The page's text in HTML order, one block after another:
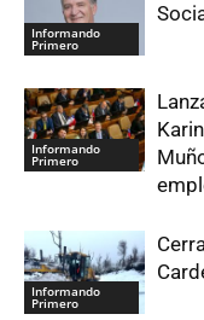
Informando
Primero
Informando
Primero
Informando
Primero